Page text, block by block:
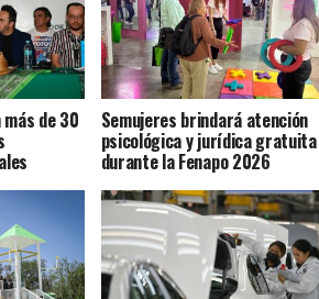
de 30 Semujeres brindará atención
psicológica y jurídica gratuita
durante la Fenapo 2026